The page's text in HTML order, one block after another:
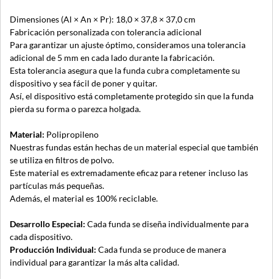
Dimensiones (Al × An × Pr): 18,0 × 37,8 × 37,0 cm
Fabricación personalizada con tolerancia adicional
Para garantizar un ajuste óptimo, consideramos una tolerancia
adicional de 5 mm en cada lado durante la fabricación.
Esta tolerancia asegura que la funda cubra completamente su
dispositivo y sea fácil de poner y quitar.
Así, el dispositivo está completamente protegido sin que la funda
pierda su forma o parezca holgada.
Material: Polipropileno
Nuestras fundas están hechas de un material especial que también
se utiliza en filtros de polvo.
Este material es extremadamente eficaz para retener incluso las
partículas más pequeñas.
Además, el material es 100% reciclable.
Desarrollo Especial: Cada funda se diseña individualmente para
cada dispositivo.
Producción Individual: Cada funda se produce de manera
individual para garantizar la más alta calidad.